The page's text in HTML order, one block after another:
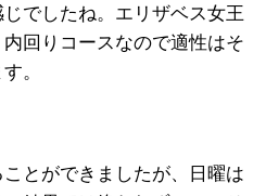
でしたね。エリザベス女王
回りコースなので適性はそ
。
とができましたが、日曜は